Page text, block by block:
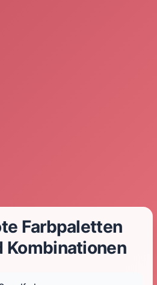
Farbpaletten
Kombinationen